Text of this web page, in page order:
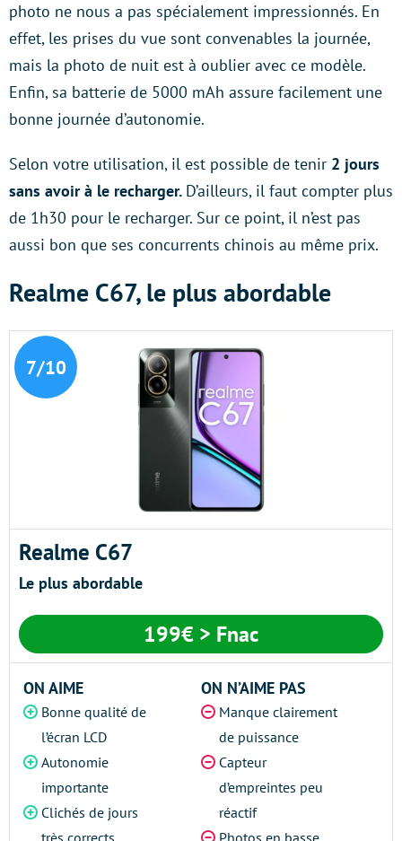
photo ne nous a pas spécialement impressionnés. En
effet, les prises du vue sont convenables la journée,
mais la photo de nuit est à oublier avec ce modèle.
Enfin, sa batterie de 5000 mAh assure facilement une
bonne journée d’autonomie.
Selon votre utilisation, il est possible de tenir 2 jours
sans avoir à le recharger. D’ailleurs, il faut compter plus
de 1h30 pour le recharger. Sur ce point, il n’est pas
aussi bon que ses concurrents chinois au même prix.
Realme C67, le plus abordable
7/10
Realme C67
Le plus abordable
199€ > Fnac
ON AIME
Bonne qualité de
l’écran LCD
Autonomie
importante
Clichés de jours
très corrects
ON N’AIME PAS
Manque clairement
de puissance
Capteur
d’empreintes peu
réactif
Photos en basse